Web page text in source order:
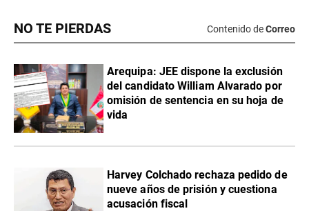
NO TE PIERDAS Contenido deCorreo
​Arequipa: JEE dispone la exclusión
del candidato William Alvarado por
omisión de sentencia en su hoja de
vida
Harvey Colchado rechaza pedido de
nueve años de prisión y cuestiona
acusación fiscal